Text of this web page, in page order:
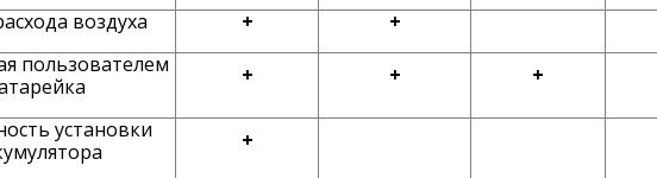
воздуха
+ +
пользователем
+ + +
установки
+